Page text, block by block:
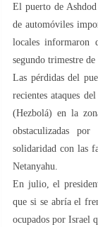
El puerto de
de automóviles
locales informaron
segundo trimestre de
Las pérdidas del
recientes ataques
(Hezbolá) en la
obstaculizadas
solidaridad con las
Netanyahu.
En julio, el
que si se abría el
ocupados por Israel